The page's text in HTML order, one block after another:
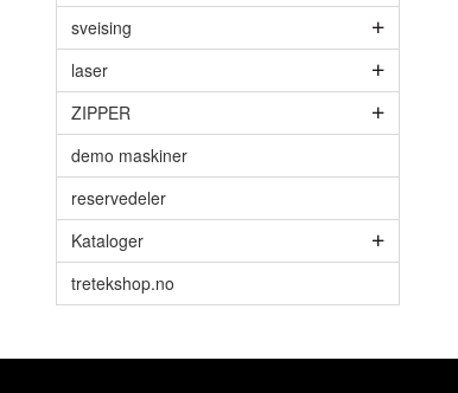
sveising
laser
ZIPPER
demo maskiner
reservedeler
Kataloger
tretekshop.no